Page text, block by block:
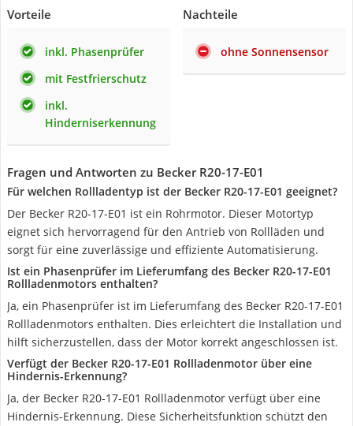
Vorteile
inkl. Phasenprüfer
mit Festfrierschutz
inkl.
Hinderniserkennung
Nachteile
ohne Sonnensensor
Fragen und Antworten zu Becker R20-17-E01
Für welchen Rollladentyp ist der Becker R20-17-E01 geeignet?
Der Becker R20-17-E01 ist ein Rohrmotor. Dieser Motortyp
eignet sich hervorragend für den Antrieb von Rollläden und
sorgt für eine zuverlässige und effiziente Automatisierung.
Ist ein Phasenprüfer im Lieferumfang des Becker R20-17-E01
Rollladenmotors enthalten?
Ja, ein Phasenprüfer ist im Lieferumfang des Becker R20-17-E01
Rollladenmotors enthalten. Dies erleichtert die Installation und
hilft sicherzustellen, dass der Motor korrekt angeschlossen ist.
Verfügt der Becker R20-17-E01 Rollladenmotor über eine
Hindernis-Erkennung?
Ja, der Becker R20-17-E01 Rollladenmotor verfügt über eine
Hindernis-Erkennung. Diese Sicherheitsfunktion schützt den